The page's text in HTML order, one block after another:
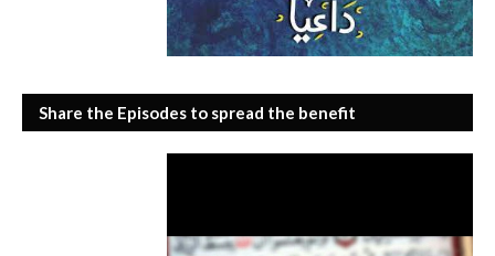
Share the Episodes to spread the benefit